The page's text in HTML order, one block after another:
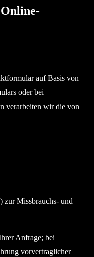
auf Basis von
oder bei
verarbeiten wir die von
zur Missbrauchs- und
Anfrage; bei
vorvertraglicher